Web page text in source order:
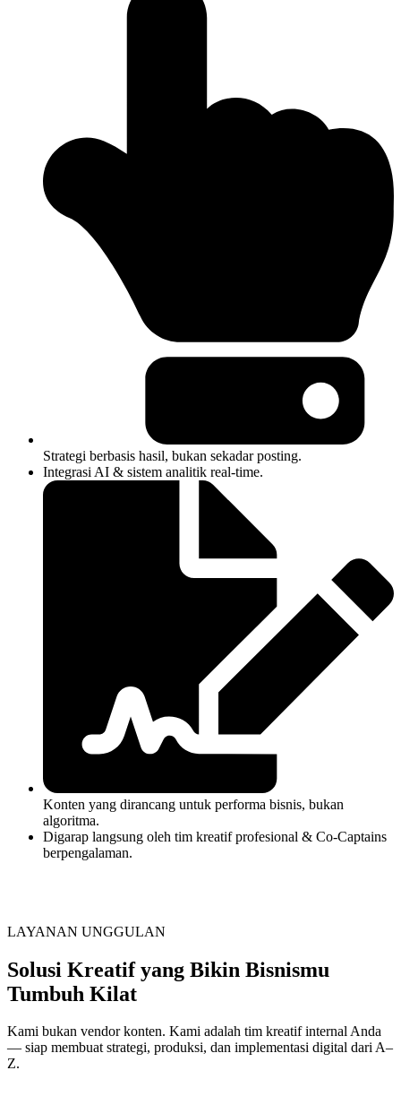
Strategi berbasis hasil, bukan sekadar posting.
Integrasi AI & sistem analitik real-time.
Konten yang dirancang untuk performa bisnis, bukan
algoritma.
Digarap langsung oleh tim kreatif profesional & Co-Captains
berpengalaman.
LAYANAN UNGGULAN
Solusi Kreatif yang Bikin Bisnismu
Tumbuh Kilat
Kami bukan vendor konten. Kami adalah tim kreatif internal Anda
— siap membuat strategi, produksi, dan implementasi digital dari A–
Z.